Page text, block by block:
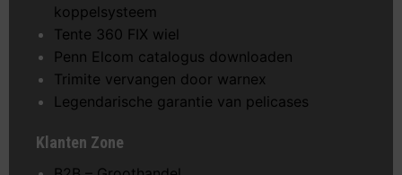
koppelsysteem
Tente 360 FIX wiel
Penn Elcom catalogus downloaden
Trimite vervangen door warnex
Legendarische garantie van pelicases
Klanten Zone